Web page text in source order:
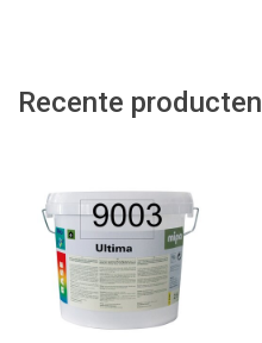
Recente producten